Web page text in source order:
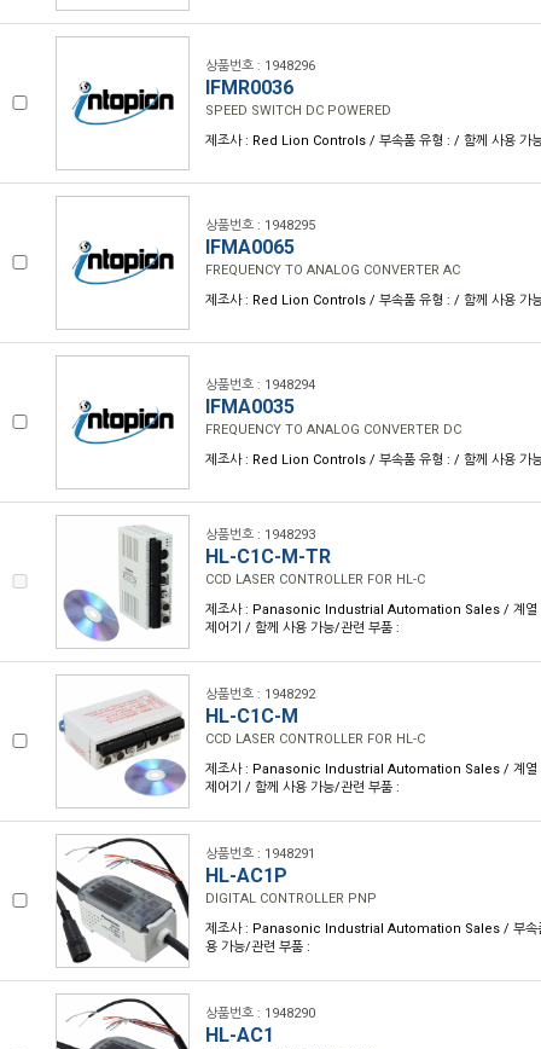
상품번호 : 1948296
IFMR0036
SPEED SWITCH DC POWERED
제조사 : Red Lion Controls / 부속품 유형 : / 함께 사용 가
상품번호 : 1948295
IFMA0065
FREQUENCY TO ANALOG CONVERTER AC
제조사 : Red Lion Controls / 부속품 유형 : / 함께 사용 가
상품번호 : 1948294
IFMA0035
FREQUENCY TO ANALOG CONVERTER DC
제조사 : Red Lion Controls / 부속품 유형 : / 함께 사용 가
상품번호 : 1948293
HL-C1C-M-TR
CCD LASER CONTROLLER FOR HL-C
제조사 : Panasonic Industrial Automation Sales / 계열 :
제어기 / 함께 사용 가능/관련 부품 :
상품번호 : 1948292
HL-C1C-M
CCD LASER CONTROLLER FOR HL-C
제조사 : Panasonic Industrial Automation Sales / 계열 :
제어기 / 함께 사용 가능/관련 부품 :
상품번호 : 1948291
HL-AC1P
DIGITAL CONTROLLER PNP
제조사 : Panasonic Industrial Automation Sales / 부속
용 가능/관련 부품 :
상품번호 : 1948290
HL-AC1